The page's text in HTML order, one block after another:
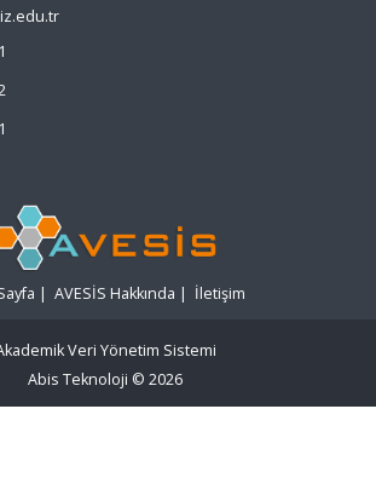
| AVESİS Hakkında | İletişim
Veri Yönetim Sistemi
Abis Teknoloji © 2026